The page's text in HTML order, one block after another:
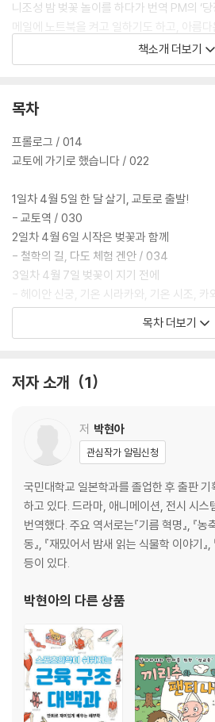
니조성 밤 벚꽃 놀이를 하다가 번역 PM의 ‘
메일에 노트북을 켜고 일하기도 하고, 아름
에서 벚꽃이 눈처럼 휘날리는 창밖을 바라보
광과 일상과 일의 경계가 모호한 한 달 교토
자 특권이었다. 교토가 서서히 봄을 맞이하는
겨있다.
책소개 더보기
목차
프롤로그 / 014
교토에 가기로 했습니다 / 022
1일차 4월 5일 한 달 살기, 교토로 출발!
- 교토역 / 030
2일차 4월 6일 시작은 벚꽃과 함께
- 철학의 길, 다도 체험 겐안 / 034
3일차 4월 7일 벚꽃이 지기 전에
- 헤이안 신궁, 기온 시라카와, 기온 시조,
4일차 4월 8일 옛 귀족들의 별장지에서 즐
6일차 4월 10일 교토에서 BTS의 인기를 체
7일차 4월 11일 시장 구경은 역시 식도락과 함
- 니시키 시장 / 124
8일차 4월 12일 신선들의 별장인가 선녀들의
- 기요미즈데라 / 134
11일차 4월 14일 비 오는 정원, 툇마루에서
- 엔토쿠인 / 150
12일차 4월 15일 귀여운 여우와 고양이가
- 후시미이나리 / 166
- 교토고쇼 / 182
- 히가시혼간지, 히비 커피 / 190
16일차 4월 19일 금각사에는 금각사밖에 볼
- 금각사 / 204
17일차 4월 20일 적은 혼노지에 있다
- 혼노지, 카페 코시 / 214
목차 더보기
저자 소개 1
저 박현아
관심작가 알림신청
국민대학교 일본학과를 졸업한 후 출판 기
하고 있다. 드라마, 애니메이션, 전시 시스
번역했다. 주요 역서로는『기름 혁명』, 『농
동』, 『재밌어서 밤새 읽는 식물학 이야기』,
등이 있다.
박현아의 다른 상품